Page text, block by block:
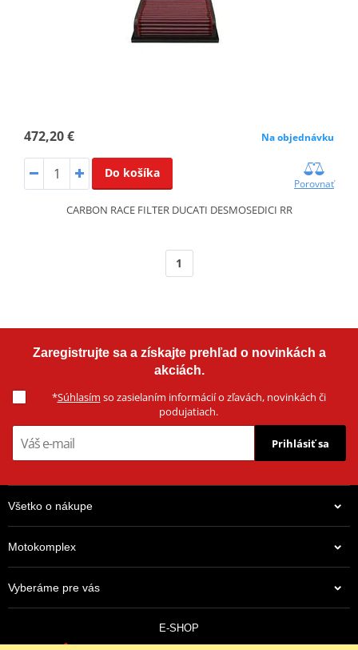
472,20 € Na objednávku
Do košíka
Porovnať
CARBON RACE FILTER DUCATI DESMOSEDICI RR
1
Zaregistrujte sa a získajte prehľad o novinkách a
akciách.
*Súhlasím so zasielaním informácií o zľavách, novinkách či
podujatiach.
Prihlásiť sa
Všetko o nákupe
Motokomplex
Vyberáme pre vás
E-SHOP